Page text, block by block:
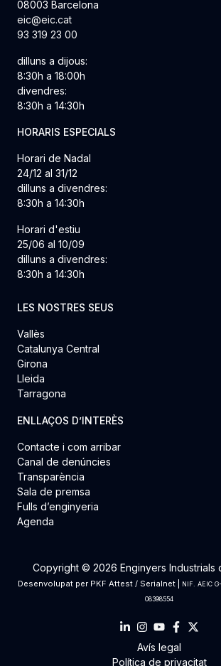
08003 Barcelona
eic@eic.cat
93 319 23 00
dilluns a dijous:
8:30h a 18:00h
divendres:
8:30h a 14:30h
HORARIS ESPECIALS
Horari de Nadal
24/12 al 31/12
dilluns a divendres:
8:30h a 14:30h
Horari d'estiu
25/06 al 10/09
dilluns a divendres:
8:30h a 14:30h
LES NOSTRES SEUS
Vallès
Catalunya Central
Girona
Lleida
Tarragona
ENLLAÇOS D’INTERÈS
Contacte i com arribar
Canal de denúncies
Transparència
Sala de premsa
Fulls d’enginyeria
Agenda
Copyright © 2026 Enginyers Industrials
Desenvolupat per PKF Attest/ Serialnet|
NIF. AEIC
08398554
Avís legal
Política de privacitat